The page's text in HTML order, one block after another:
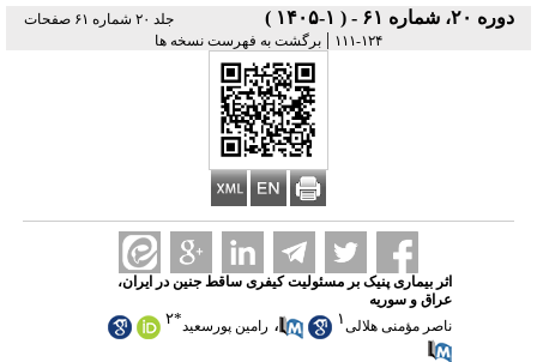
دوره ۲۰، شماره ۶۱ - ( ۱-۱۴۰۵ )
جلد ۲۰ شماره ۶۱ صفحات
۱۲۴-۱۱۱
| برگشت به فهرست نسخه ها
اثر بیماری پنیک بر مسئولیت کیفری ساقط‌ جنین در ایران،
عراق و سوریه
ناصر مؤمنی هلالی۱ ، رامین پورسعید*۲